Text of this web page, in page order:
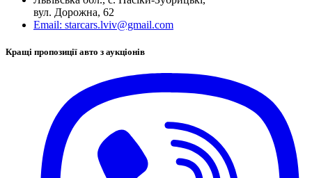
вул. Дорожна, 62
Email: starcars.lviv@gmail.com
Кращі пропозиції авто з аукціонів